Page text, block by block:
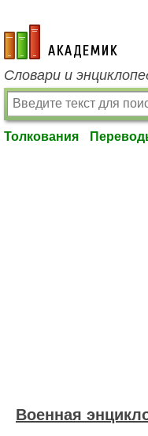
academic.ru
Словари и
Толкования
Военная